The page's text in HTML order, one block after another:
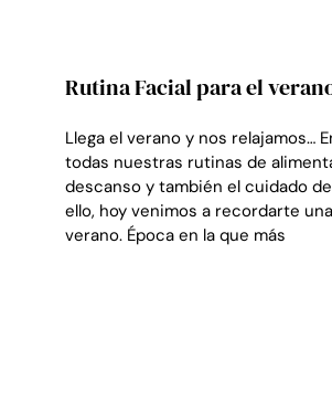
Rutina Facial para el
Llega el verano y nos relajamos…
todas nuestras rutinas de
descanso y también el cuidado
ello, hoy venimos a recordarte
verano. Época en la que más